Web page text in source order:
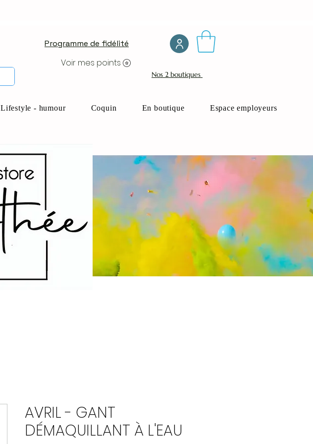
Programme de fidélité
Voir mes points
Nos 2 boutiques
Lifestyle - humour Coquin En boutique Espace employeurs
AVRIL - GANT
DÉMAQUILLANT À L'EAU